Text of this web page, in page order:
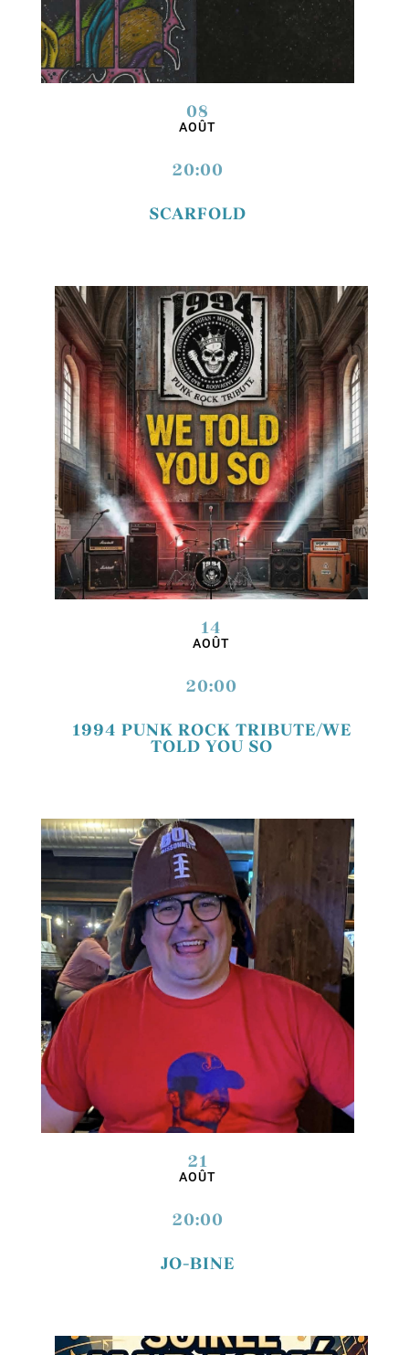
08
AOÛT
20:00
SCARFOLD
14
AOÛT
20:00
1994 PUNK ROCK TRIBUTE/WE
TOLD YOU SO
21
AOÛT
20:00
JO-BINE